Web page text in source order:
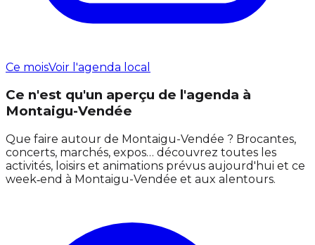
Ce moisVoir l'agenda local
Ce n'est qu'un aperçu de l'agenda à
Montaigu-Vendée
Que faire autour de Montaigu-Vendée ? Brocantes,
concerts, marchés, expos… découvrez toutes les
activités, loisirs et animations prévus aujourd'hui et ce
week‑end à Montaigu-Vendée et aux alentours.